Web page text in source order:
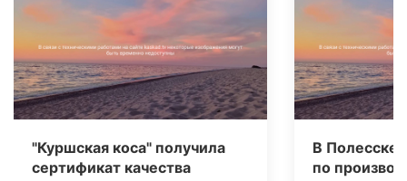
"Куршская коса" получила
сертификат качества
В Полесске
по